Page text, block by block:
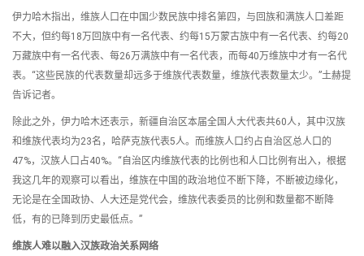
伊力哈木指出，维族人口在中国少数民族中排名第四，与回族和满族人口差距
不大，但约每18万回族中有一名代表、约每15万蒙古族中有一名代表、约每20
万藏族中有一名代表、每26万满族中有一名代表，而每40万维族中才有一名代
表。“这些民族的代表数量却远多于维族代表数量，维族代表数量太少。”土赫提
告诉记者。
除此之外，伊力哈木还表示，新疆自治区本届全国人大代表共60人，其中汉族
和维族代表均为23名，哈萨克族代表5人。而维族人口约占自治区总人口的
47%，汉族人口占40%。“自治区内维族代表的比例也和人口比例有出入，根据
我这几年的观察可以看出，维族在中国的政治地位不断下降，不断被边缘化，
无论是在全国政协、人大还是党代会，维族代表委员的比例和数量都不断降
低，有的已降到历史最低点。”
维族人难以融入汉族政治关系网络